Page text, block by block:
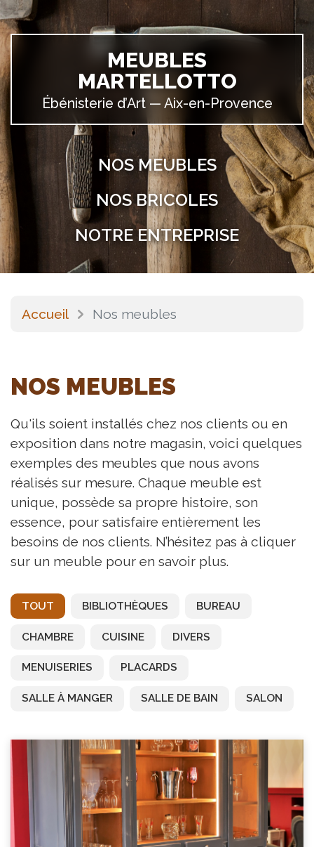
MEUBLES
MARTELLOTTO
Ébénisterie d’Art — Aix-en-Provence
NOS MEUBLES
NOS BRICOLES
NOTRE ENTREPRISE
Accueil Nos meubles
NOS MEUBLES
Qu'ils soient installés chez nos clients ou en
exposition dans notre magasin, voici quelques
exemples des meubles que nous avons
réalisés sur mesure. Chaque meuble est
unique, possède sa propre histoire, son
essence, pour satisfaire entièrement les
besoins de nos clients. N’hésitez pas à cliquer
sur un meuble pour en savoir plus.
TOUT BIBLIOTHÈQUES BUREAU
CHAMBRE CUISINE DIVERS
MENUISERIES PLACARDS
SALLE À MANGER SALLE DE BAIN SALON